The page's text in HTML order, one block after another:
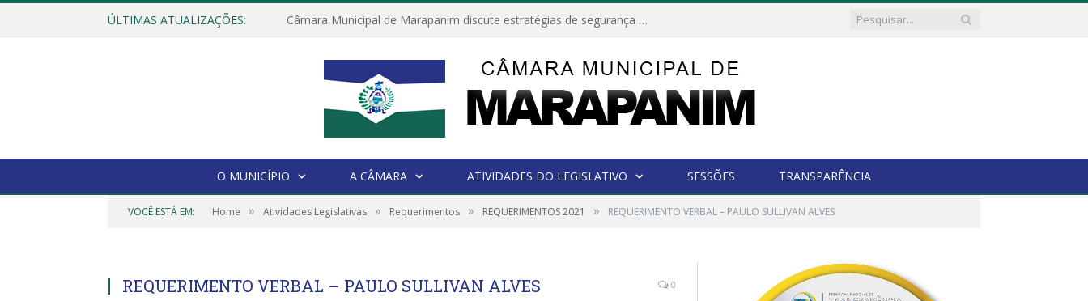
ÚLTIMAS ATUALIZAÇÕES: Câmara Municipal de Marapanim discute estratégias de segurança com autoridades e poder executivo
O MUNICÍPIO A CÂMARA ATIVIDADES DO LEGISLATIVO SESSÕES TRANSPARÊNCIA
VOCÊ ESTÁ EM: Home » Atividades Legislativas » Requerimentos » REQUERIMENTOS 2021 » REQUERIMENTO VERBAL – PAULO SULLIVAN ALVES
REQUERIMENTO VERBAL – PAULO SULLIVAN ALVES 0